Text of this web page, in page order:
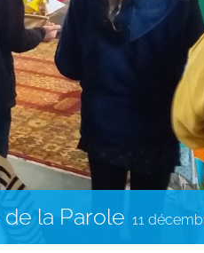
la Parole 11